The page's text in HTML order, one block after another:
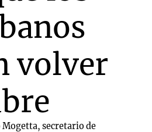
volver
Mogetta, secretario de